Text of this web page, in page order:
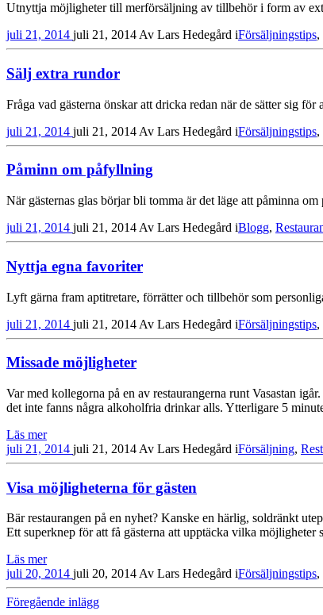
Utnyttja möjligheter till merförsäljning av tillbehör i form av
juli 21, 2014 juli 21, 2014 Av Lars Hedegård iFörsäljningstips,
Sälj extra rundor
Fråga vad gästerna önskar att dricka redan när de sätter sig
juli 21, 2014 juli 21, 2014 Av Lars Hedegård iFörsäljningstips,
Påminn om påfyllning
När gästernas glas börjar bli tomma är det läge att påminna
juli 21, 2014 juli 21, 2014 Av Lars Hedegård iBlogg,
Nyttja egna favoriter
Lyft gärna fram aptitretare, förrätter och till­behör som
juli 21, 2014 juli 21, 2014 Av Lars Hedegård iFörsäljningstips,
Missade möjligheter
Var med kollegorna på en av restaurangerna runt Vasastan
det inte fanns några alkoholfria drinkar alls. Ytterligare 5
Läs mer
juli 21, 2014 juli 21, 2014 Av Lars Hedegård iFörsäljning,
Visa möjligheterna för gästen
Bär restaurangen på en nyhet? Kanske en härlig, soldränkt
Ett superknep för att få gästerna att upptäcka vilka
Läs mer
juli 20, 2014 juli 20, 2014Av Lars Hedegård iFörsäljningstips,
Föregående inlägg